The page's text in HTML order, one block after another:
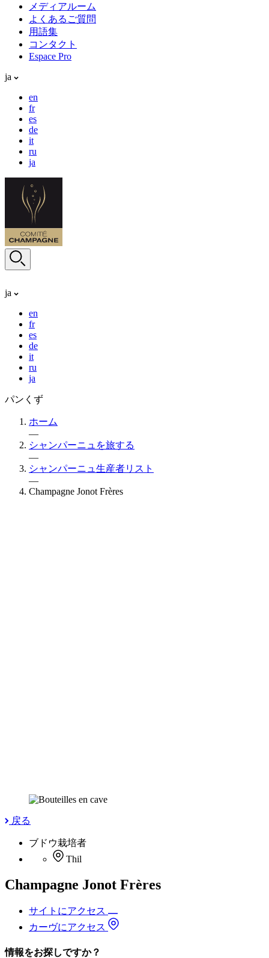
メディアルーム
よくあるご質問
用語集
コンタクト
Espace Pro
ja
en
fr
es
de
it
ru
ja
ja
en
fr
es
de
it
ru
ja
パンくず
ホーム
—
シャンパーニュを旅する
—
シャンパーニュ生産者リスト
—
Champagne Jonot Frères
戻る
ブドウ栽培者
Thil
Champagne Jonot Frères
サイトにアクセス
カーヴにアクセス
情報をお探しですか？